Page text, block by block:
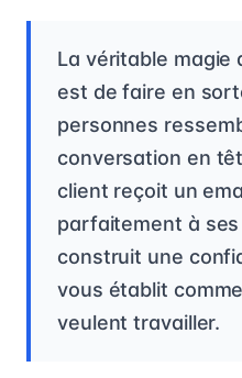
La véritable magie
est de faire en
personnes
conversation en
client reçoit un
parfaitement à
construit une
vous établit
veulent travailler.